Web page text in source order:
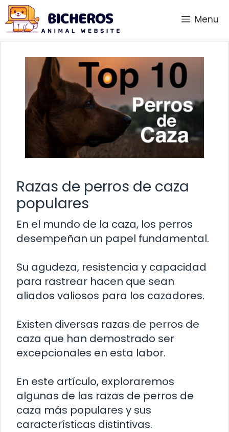
Saltar
al
contenido
Menu
Razas de perros de caza
populares
En el mundo de la caza, los perros
desempeñan un papel fundamental.
Su agudeza, resistencia y capacidad
para rastrear hacen que sean
aliados valiosos para los cazadores.
Existen diversas razas de perros de
caza que han demostrado ser
excepcionales en esta labor.
En este artículo, exploraremos
algunas de las razas de perros de
caza más populares y sus
características distintivas.